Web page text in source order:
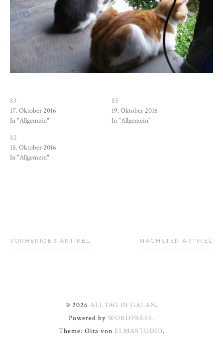
83
17. Oktober 2016
In "Allgemein"
85
19. Oktober 2016
In "Allgemein"
82
15. Oktober 2016
In "Allgemein"
NÄCHSTER ARTIKEL
VORHERIGER ARTIKEL
© 2026 ALLTAG IN GALAN.
Powered by WORDPRESS.
Theme: Oita von ELMASTUDIO.